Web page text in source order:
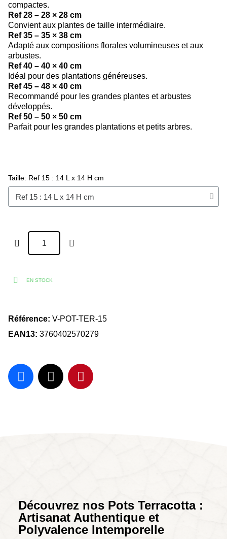
compactes.
Ref 28 – 28 × 28 cm
Convient aux plantes de taille intermédiaire.
Ref 35 – 35 × 38 cm
Adapté aux compositions florales volumineuses et aux
arbustes.
Ref 40 – 40 × 40 cm
Idéal pour des plantations généreuses.
Ref 45 – 48 × 40 cm
Recommandé pour les grandes plantes et arbustes
développés.
Ref 50 – 50 × 50 cm
Parfait pour les grandes plantations et petits arbres.
Taille Ref 15 : 14 L x 14 H cm
EN STOCK
Référence V-POT-TER-15
EAN13 3760402570279
Découvrez nos Pots Terracotta :
Artisanat Authentique et
Polyvalence Intemporelle